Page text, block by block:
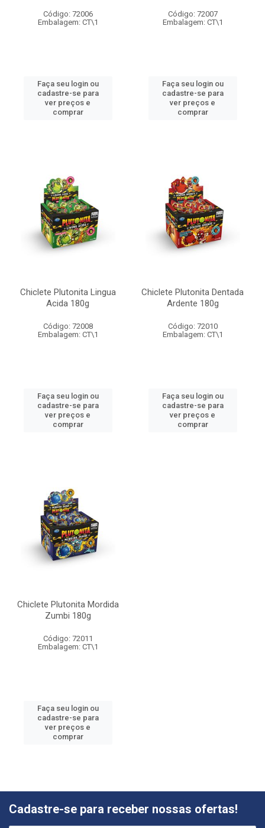
Código: 72006
Embalagem: CT\1
Faça seu login ou
cadastre-se para
ver preços e
comprar
Código: 72007
Embalagem: CT\1
Faça seu login ou
cadastre-se para
ver preços e
comprar
Chiclete Plutonita Lingua
Acida 180g
Código: 72008
Embalagem: CT\1
Faça seu login ou
cadastre-se para
ver preços e
comprar
Chiclete Plutonita Dentada
Ardente 180g
Código: 72010
Embalagem: CT\1
Faça seu login ou
cadastre-se para
ver preços e
comprar
Chiclete Plutonita Mordida
Zumbi 180g
Código: 72011
Embalagem: CT\1
Faça seu login ou
cadastre-se para
ver preços e
comprar
Cadastre-se para receber nossas ofertas!